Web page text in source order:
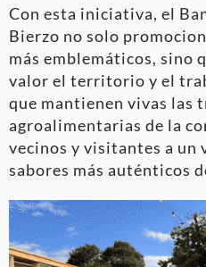
Con esta iniciativa, el
Bierzo no solo
más emblemáticos, sino
valor el territorio y el
que mantienen vivas las
agroalimentarias de la
vecinos y visitantes a un
sabores más auténticos